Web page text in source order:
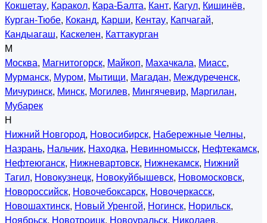
Кокшетау, Каракол, Кара-Балта, Кант, Кагул, Кишинёв,
Курган-Тюбе, Коканд, Карши, Кентау, Капчагай,
Кандыагаш, Каскелен, Каттакурган
М
Москва, Магнитогорск, Майкоп, Махачкала, Миасс,
Мурманск, Муром, Мытищи, Магадан, Междуреченск,
Мичуринск, Минск, Могилев, Мингячевир, Маргилан,
Мубарек
Н
Нижний Новгород, Новосибирск, Набережные Челны,
Назрань, Нальчик, Находка, Невинномысск, Нефтекамск,
Нефтеюганск, Нижневартовск, Нижнекамск, Нижний
Тагил, Новокузнецк, Новокуйбышевск, Новомосковск,
Новороссийск, Новочебоксарск, Новочеркасск,
Новошахтинск, Новый Уренгой, Ногинск, Норильск,
Ноябрьск, Новотроицк, Новоуральск, Николаев,